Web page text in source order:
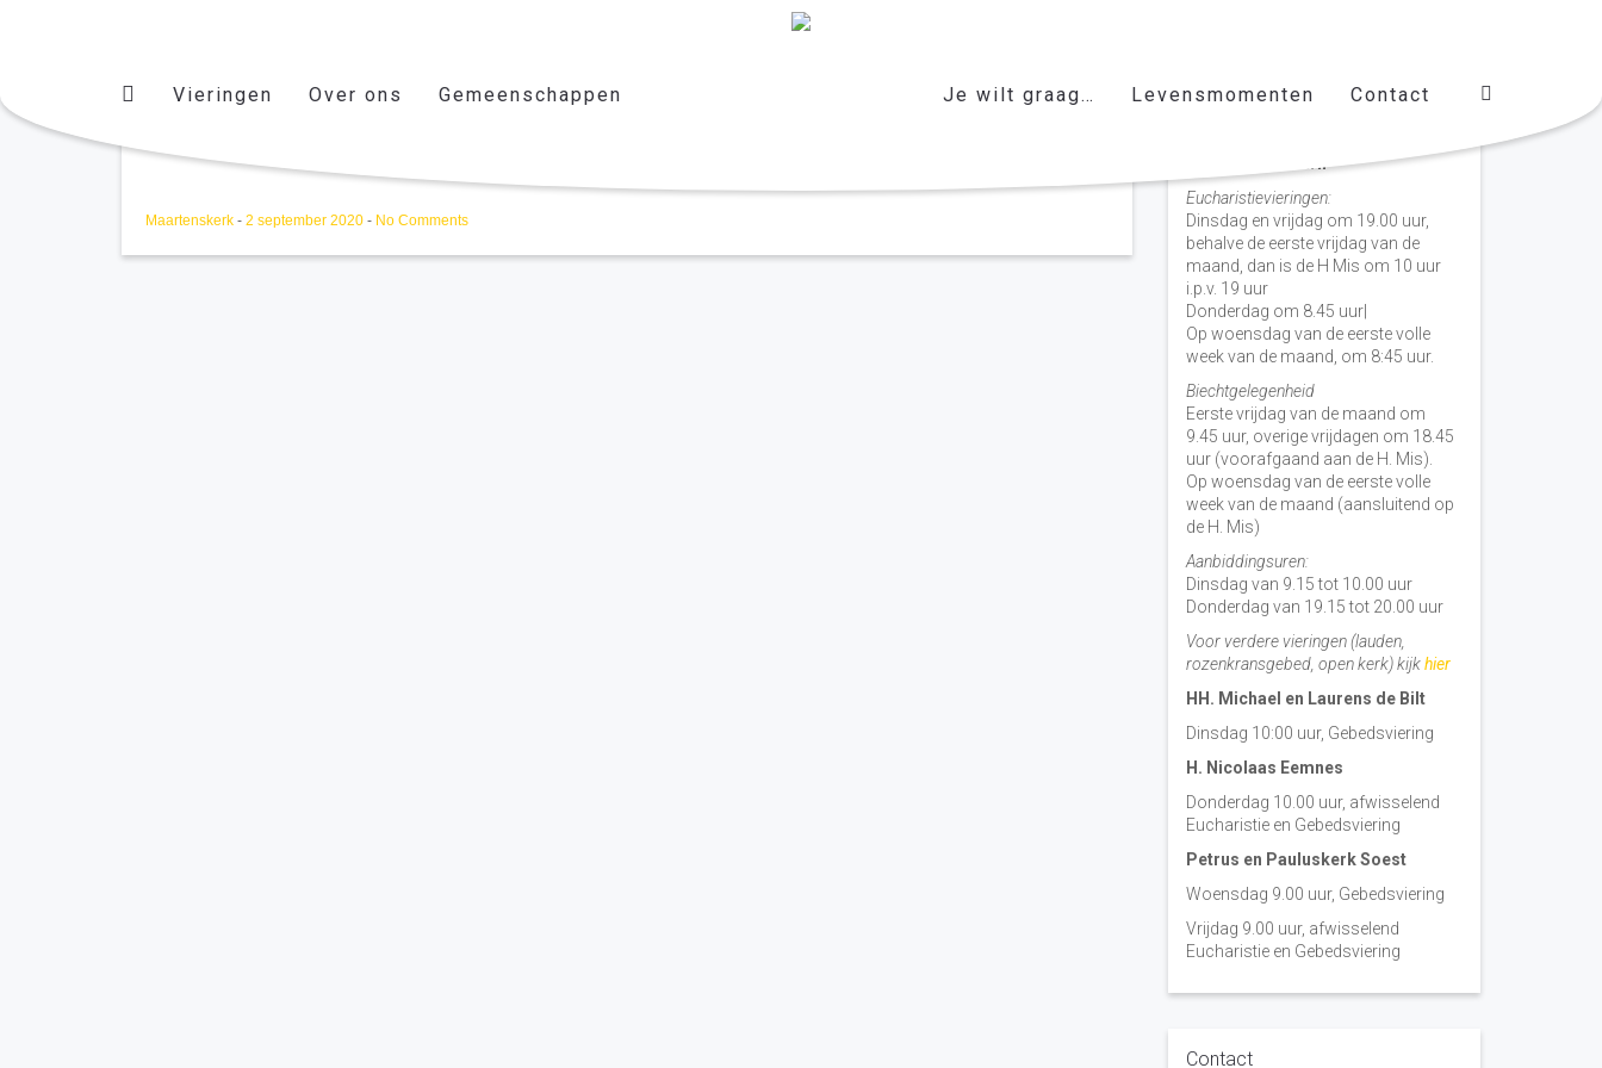
Vieringen Over ons Gemeenschappen Je wilt graag… Levensmomenten Contact
Maartenskerk - 2 september 2020 - No Comments
Vieringen door de week
H. Nicolaas Baarn
Eucharistievieringen:
Dinsdag en vrijdag om 19.00 uur,
behalve de eerste vrijdag van de
maand, dan is de H Mis om 10 uur
i.p.v. 19 uur
Donderdag om 8.45 uur|
Op woensdag van de eerste volle
week van de maand, om 8:45 uur.
Biechtgelegenheid
Eerste vrijdag van de maand om
9.45 uur, overige vrijdagen om 18.45
uur (voorafgaand aan de H. Mis).
Op woensdag van de eerste volle
week van de maand (aansluitend op
de H. Mis)
Aanbiddingsuren:
Dinsdag van 9.15 tot 10.00 uur
Donderdag van 19.15 tot 20.00 uur
Voor verdere vieringen (lauden,
rozenkransgebed, open kerk) kijkhier
HH. Michael en Laurens de Bilt
Dinsdag 10:00 uur, Gebedsviering
H. Nicolaas Eemnes
Donderdag 10.00 uur, afwisselend
Eucharistie en Gebedsviering
Petrus en Pauluskerk Soest
Woensdag 9.00 uur, Gebedsviering
Vrijdag 9.00 uur, afwisselend
Eucharistie en Gebedsviering
Contact